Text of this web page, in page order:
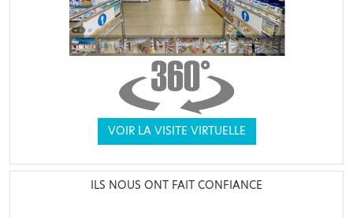
VOIR LA VISITE VIRTUELLE
ILS NOUS ONT FAIT CONFIANCE